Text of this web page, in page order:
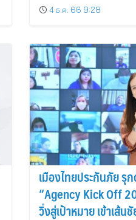
4 ธ.ค. 66 9:28
เมืองไทยประกันภัย
“Agency Kick Off
วิ่งสู่เป้าหมาย เข้าเส้น